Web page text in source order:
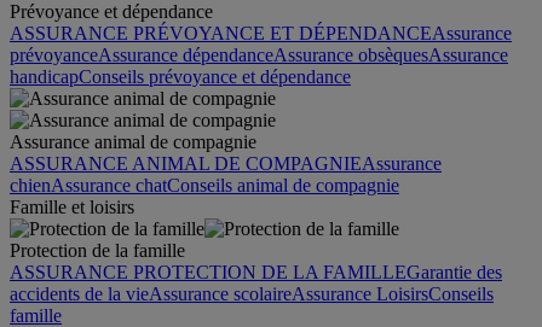
Prévoyance et dépendance
ASSURANCE PRÉVOYANCE ET DÉPENDANCEAssurance
prévoyanceAssurance dépendanceAssurance obsèquesAssurance
handicapConseils prévoyance et dépendance
Assurance animal de compagnie
ASSURANCE ANIMAL DE COMPAGNIEAssurance
chienAssurance chatConseils animal de compagnie
Famille et loisirs
Protection de la famille
ASSURANCE PROTECTION DE LA FAMILLEGarantie des
accidents de la vieAssurance scolaireAssurance LoisirsConseils
famille